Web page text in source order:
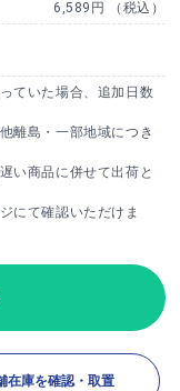
6,589円 （税込）
ていた場合、追加日数
離島・一部地域につき
い商品に併せて出荷と
にて確認いただけま
在庫を確認・取置